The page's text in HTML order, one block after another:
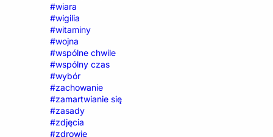
#wiara
#wigilia
#witaminy
#wojna
#wspólne chwile
#wspólny czas
#wybór
#zachowanie
#zamartwianie się
#zasady
#zdjęcia
#zdrowie